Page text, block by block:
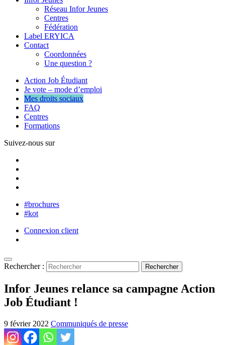
Réseau Infor Jeunes
Centres
Fédération
Label ERYICA
Contact
Coordonnées
Une question ?
Action Job Étudiant
Je vote – mode d’emploi
Mes droits sociaux
FAQ
Centres
Formations
Suivez-nous sur
#brochures
#kot
Connexion client
Rechercher :
Infor Jeunes relance sa campagne Action
Job Étudiant !
9 février 2022 Communiqués de presse